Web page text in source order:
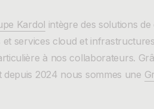
Kardol intègre des solutions de
services cloud et
à nos collaborateurs.
2024 nous sommes une